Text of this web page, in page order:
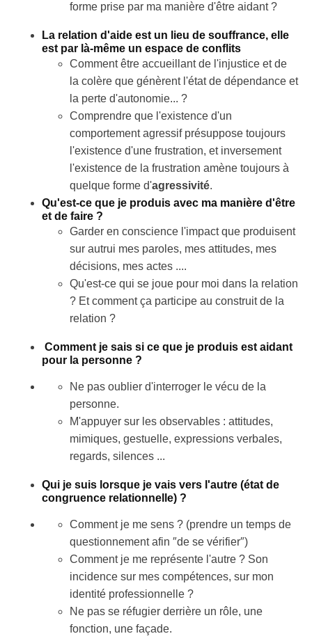
forme prise par ma manière d'être aidant ?
La relation d'aide est un lieu de souffrance, elle
est par là-même un espace de conflits
Comment être accueillant de l'injustice et de
la colère que génèrent l'état de dépendance et
la perte d'autonomie... ?
Comprendre que l'existence d'un
comportement agressif présuppose toujours
l'existence d'une frustration, et inversement
l'existence de la frustration amène toujours à
quelque forme d'agressivité.
Qu'est-ce que je produis avec ma manière d'être
et de faire ?
Garder en conscience l'impact que produisent
sur autrui mes paroles, mes attitudes, mes
décisions, mes actes ....
Qu'est-ce qui se joue pour moi dans la relation
? Et comment ça participe au construit de la
relation ?
Comment je sais si ce que je produis est aidant
pour la personne ?
Ne pas oublier d'interroger le vécu de la
personne.
M'appuyer sur les observables : attitudes,
mimiques, gestuelle, expressions verbales,
regards, silences ...
Qui je suis lorsque je vais vers l'autre (état de
congruence relationnelle) ?
Comment je me sens ? (prendre un temps de
questionnement afin ″de se vérifier″)
Comment je me représente l'autre ? Son
incidence sur mes compétences, sur mon
identité professionnelle ?
Ne pas se réfugier derrière un rôle, une
fonction, une façade.